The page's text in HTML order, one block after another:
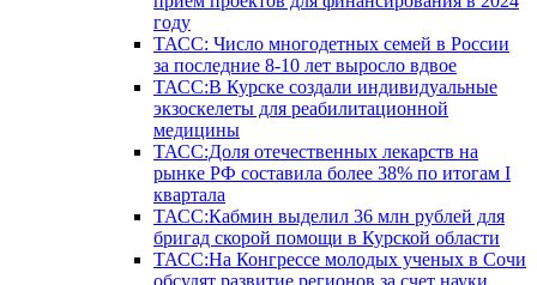
году
ТАСС: Число многодетных семей в России
за последние 8-10 лет выросло вдвое
ТАСС:В Курске создали индивидуальные
экзоскелеты для реабилитационной
медицины
ТАСС:Доля отечественных лекарств на
рынке РФ составила более 38% по итогам I
квартала
ТАСС:Кабмин выделил 36 млн рублей для
бригад скорой помощи в Курской области
ТАСС:На Конгрессе молодых ученых в Сочи
обсудят развитие регионов за счет науки